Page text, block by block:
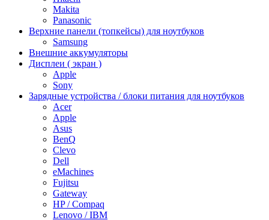
Makita
Panasonic
Верхние панели (топкейсы) для ноутбуков
Samsung
Внешние аккумуляторы
Дисплеи ( экран )
Apple
Sony
Зарядные устройства / блоки питания для ноутбуков
Acer
Apple
Asus
BenQ
Clevo
Dell
eMachines
Fujitsu
Gateway
HP / Compaq
Lenovo / IBM